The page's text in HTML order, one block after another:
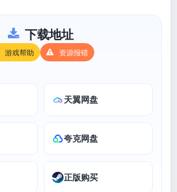
下载地址
游戏帮助 资源报错
天翼网盘
夸克网盘
正版购买